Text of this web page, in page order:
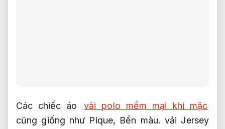
Các chiếc áo
vải polo mềm mại khi mặc
cũng giống như Pique, Bền màu. vải Jersey